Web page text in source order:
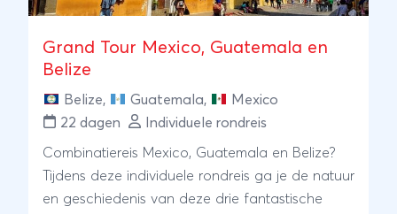
Grand Tour Mexico, Guatemala en
Belize
Belize, Guatemala,
Mexico
22 dagen
Individuele rondreis
Combinatiereis Mexico, Guatemala en Belize?
Tijdens deze individuele rondreis ga je de natuur
en geschiedenis van deze drie fantastische